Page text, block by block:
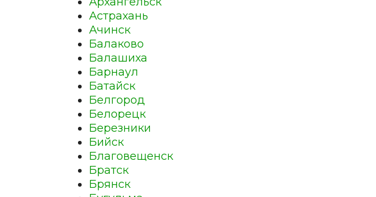
Астрахань
Ачинск
Балаково
Балашиха
Барнаул
Батайск
Белгород
Белорецк
Березники
Бийск
Благовещенск
Братск
Брянск